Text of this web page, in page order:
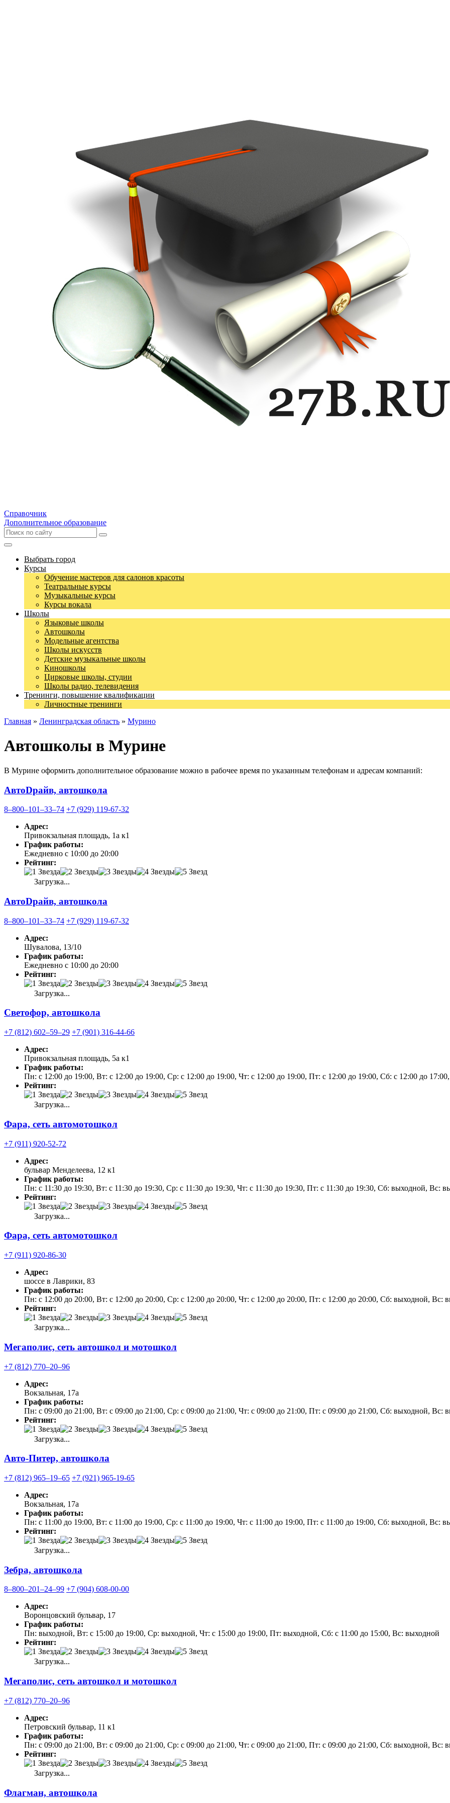
Справочник
Дополнительное образование
Выбрать город
Курсы
Обучение мастеров для салонов красоты
Театральные курсы
Музыкальные курсы
Курсы вокала
Школы
Языковые школы
Автошколы
Модельные агентства
Школы искусств
Детские музыкальные школы
Киношколы
Цирковые школы, студии
Школы радио, телевидения
Тренинги, повышение квалификации
Личностные тренинги
Главная » Ленинградская область » Мурино
Автошколы в Мурине
В Мурине оформить дополнительное образование можно в рабочее время по указанным телефонам и адресам компаний:
АвтоDрайв, автошкола
8‒800‒101‒33‒74 +7 (929) 119-67-32
Адрес:
Привокзальная площадь, 1а к1
График работы:
Ежедневно с 10:00 до 20:00
Рейтинг:
Загрузка...
АвтоDрайв, автошкола
8‒800‒101‒33‒74 +7 (929) 119-67-32
Адрес:
Шувалова, 13/10
График работы:
Ежедневно с 10:00 до 20:00
Рейтинг:
Загрузка...
Светофор, автошкола
+7 (812) 602‒59‒29 +7 (901) 316-44-66
Адрес:
Привокзальная площадь, 5а к1
График работы:
Пн: с 12:00 до 19:00, Вт: с 12:00 до 19:00, Ср: с 12:00 до 19:00, Чт: с 12:00 до 19:00, Пт: с 12:00 до 19:00, Сб: с 12:00 до
Рейтинг:
Загрузка...
Фара, сеть автомотошкол
+7 (911) 920-52-72
Адрес:
бульвар Менделеева, 12 к1
График работы:
Пн: с 11:30 до 19:30, Вт: с 11:30 до 19:30, Ср: с 11:30 до 19:30, Чт: с 11:30 до 19:30, Пт: с 11:30 до 19:30, Сб: выходной, Вс:
Рейтинг:
Загрузка...
Фара, сеть автомотошкол
+7 (911) 920-86-30
Адрес:
шоссе в Лаврики, 83
График работы:
Пн: с 12:00 до 20:00, Вт: с 12:00 до 20:00, Ср: с 12:00 до 20:00, Чт: с 12:00 до 20:00, Пт: с 12:00 до 20:00, Сб: выходной, Вс:
Рейтинг:
Загрузка...
Мегаполис, сеть автошкол и мотошкол
+7 (812) 770‒20‒96
Адрес:
Вокзальная, 17а
График работы:
Пн: с 09:00 до 21:00, Вт: с 09:00 до 21:00, Ср: с 09:00 до 21:00, Чт: с 09:00 до 21:00, Пт: с 09:00 до 21:00, Сб: выходной, Вс:
Рейтинг:
Загрузка...
Авто-Питер, автошкола
+7 (812) 965‒19‒65 +7 (921) 965-19-65
Адрес:
Вокзальная, 17а
График работы:
Пн: с 11:00 до 19:00, Вт: с 11:00 до 19:00, Ср: с 11:00 до 19:00, Чт: с 11:00 до 19:00, Пт: с 11:00 до 19:00, Сб: выходной, Вс:
Рейтинг:
Загрузка...
Зебра, автошкола
8‒800‒201‒24‒99 +7 (904) 608-00-00
Адрес:
Воронцовский бульвар, 17
График работы:
Пн: выходной, Вт: с 15:00 до 19:00, Ср: выходной, Чт: с 15:00 до 19:00, Пт: выходной, Сб: с 11:00 до 15:00, Вс: выходной
Рейтинг:
Загрузка...
Мегаполис, сеть автошкол и мотошкол
+7 (812) 770‒20‒96
Адрес:
Петровский бульвар, 11 к1
График работы:
Пн: с 09:00 до 21:00, Вт: с 09:00 до 21:00, Ср: с 09:00 до 21:00, Чт: с 09:00 до 21:00, Пт: с 09:00 до 21:00, Сб: выходной, Вс:
Рейтинг:
Загрузка...
Флагман, автошкола